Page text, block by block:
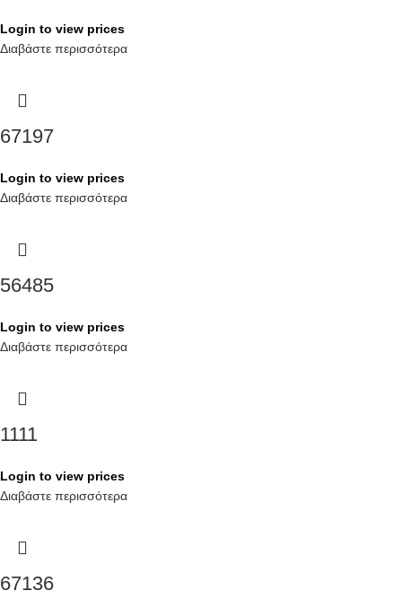
Login to view prices
Διαβάστε περισσότερα
67197
Login to view prices
Διαβάστε περισσότερα
56485
Login to view prices
Διαβάστε περισσότερα
1111
Login to view prices
Διαβάστε περισσότερα
67136